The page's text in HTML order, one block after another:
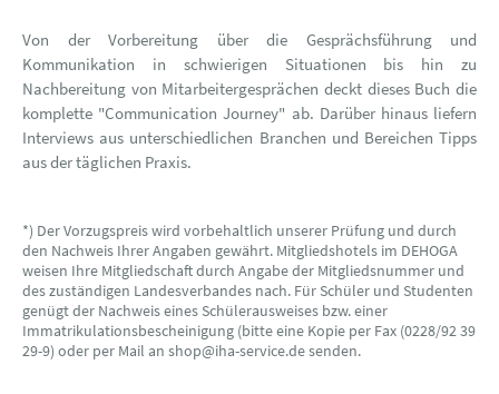
Von der Vorbereitung über die Gesprächsführung und
Kommunikation in schwierigen Situationen bis hin zu
Nachbereitung von Mitarbeitergesprächen deckt dieses Buch die
komplette "Communication Journey" ab. Darüber hinaus liefern
Interviews aus unterschiedlichen Branchen und Bereichen Tipps
aus der täglichen Praxis.
*) Der Vorzugspreis wird vorbehaltlich unserer Prüfung und durch
den Nachweis Ihrer Angaben gewährt. Mitgliedshotels im DEHOGA
weisen Ihre Mitgliedschaft durch Angabe der Mitgliedsnummer und
des zuständigen Landesverbandes nach. Für Schüler und Studenten
genügt der Nachweis eines Schülerausweises bzw. einer
Immatrikulationsbescheinigung (bitte eine Kopie per Fax (0228/92 39
29-9) oder per Mail an shop@iha-service.de senden.